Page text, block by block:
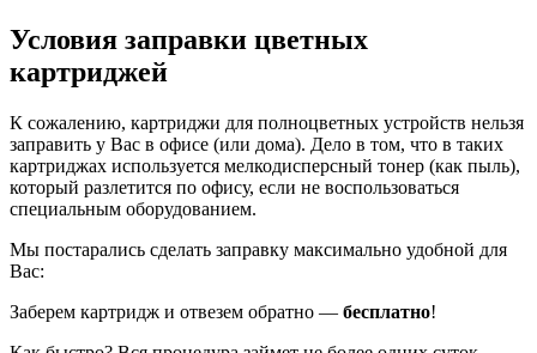
Условия заправки цветных
картриджей
К сожалению, картриджи для полноцветных устройств нельзя
заправить у Вас в офисе (или дома). Дело в том, что в таких
картриджах используется мелкодисперсный тонер (как пыль),
который разлетится по офису, если не воспользоваться
специальным оборудованием.
Мы постарались сделать заправку максимально удобной для
Вас:
Заберем картридж и отвезем обратно — бесплатно!